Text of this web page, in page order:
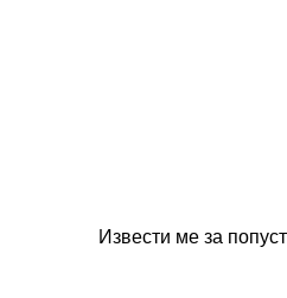
Извести ме за попуст